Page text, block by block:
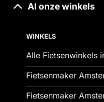
Al onze winkels
WINKELS
Alle Fietsenwinkels
Fietsenmaker
Fietsenmaker